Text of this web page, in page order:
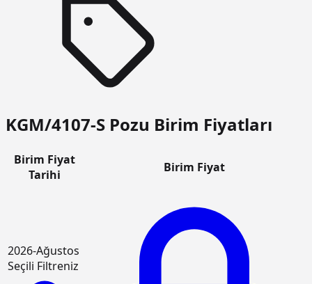
KGM/4107-S Pozu Birim Fiyatları
Birim Fiyat
Tarihi
Birim Fiyat
2026-Ağustos
Seçili Filtreniz